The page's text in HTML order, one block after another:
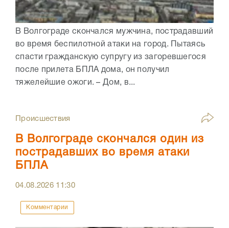
В Волгограде скончался мужчина, пострадавший
во время беспилотной атаки на город. Пытаясь
спасти гражданскую супругу из загоревшегося
после прилета БПЛА дома, он получил
тяжелейшие ожоги. – Дом, в...
Происшествия
В Волгограде скончался один из
пострадавших во время атаки
БПЛА
04.08.2026 11:30
Комментарии